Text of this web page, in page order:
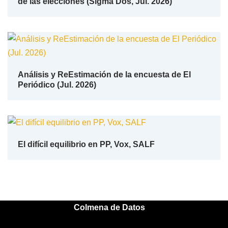
Análisis y ReEstimación de la encuesta de El
Periódico (Jul. 2026)
El difícil equilibrio en PP, Vox, SALF
Colmena de Datos